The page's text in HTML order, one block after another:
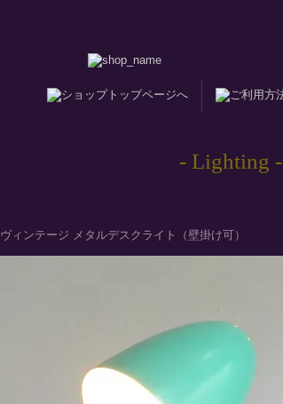
- Lighting -
ヴィンテージ メタルデスクライト（壁掛け可）